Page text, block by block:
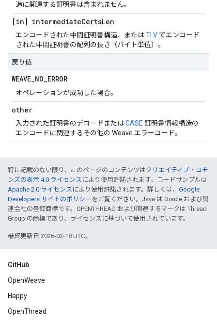
造に関連する証明書は含まれません。
[in] intermediateCertsLen
エンコードされた中間証明書構造、またはTLV でエンコード
された中間証明書の配列の長さ（バイト単位）。
戻り値
WEAVE_NO_ERROR
オペレーションが成功した場合。
other
入力された証明書のデコードまたはCASE 証明書情報構造の
エンコードに関連するその他の Weave エラーコード。
特に記載のない限り、このページのコンテンツはクリエイティブ・コモ
ンズの表示 4.0 ライセンス により使用許諾されます。コードサンプルは
Apache 2.0 ライセンス により使用許諾されます。詳しくは、 Google
Developers サイトのポリシー をご覧ください。Java は Oracle および関
連会社の登録商標です。OPENTHREAD および関連するマークは Thread
Group の商標であり、ライセンスに基づいて使用されています。
最終更新日 2026-02-18 UTC。
GitHub
OpenWeave
Happy
OpenThread